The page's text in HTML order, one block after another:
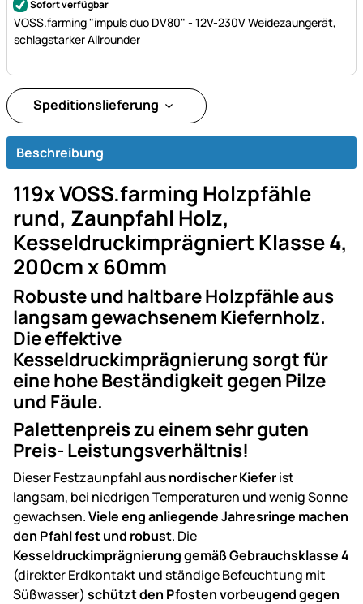
Sofort verfügbar
VOSS.farming "impuls duo DV80" - 12V-230V Weidezaungerät,
schlagstarker Allrounder
Speditionslieferung
Beschreibung
119x VOSS.farming Holzpfähle
rund, Zaunpfahl Holz,
Kesseldruckimprägniert Klasse 4,
200cm x 60mm
Robuste und haltbare Holzpfähle aus
langsam gewachsenem Kiefernholz.
Die effektive
Kesseldruckimprägnierung sorgt für
eine hohe Beständigkeit gegen Pilze
und Fäule.
Palettenpreis zu einem sehr guten
Preis- Leistungsverhältnis!
Dieser Festzaunpfahl ausnordischer Kieferist
langsam, bei niedrigen Temperaturen und wenig Sonne
gewachsen.Viele eng anliegende Jahresringe machen
den Pfahl fest und robust. Die
Kesseldruckimprägnierung gemäß Gebrauchsklasse 4
(direkter Erdkontakt und ständige Befeuchtung mit
Süßwasser) schützt den Pfosten vorbeugend gegen